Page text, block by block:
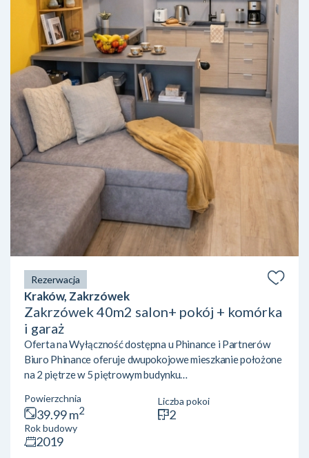
Rezerwacja
Kraków, Zakrzówek
Zakrzówek 40m2 salon+ pokój + komórka
i garaż
Oferta na Wyłączność dostępna u Phinance i Partnerów
Biuro Phinance oferuje dwupokojowe mieszkanie położone
na 2 piętrze w 5 piętrowym budynku
Położone przy ulicy Pychowickiej 17Nieruchomość zgodnie
z KW o powierzchni 39,99 m2 składa się z:· salon z kuchnią·
sypialnia· łazienka : w pełni wyposażona· przedpokój· duży
balkon Przyległości: · miejsce postojowe w garażu
Powierzchnia
39.99 m2
Liczba pokoi
2
Rok budowy
2019